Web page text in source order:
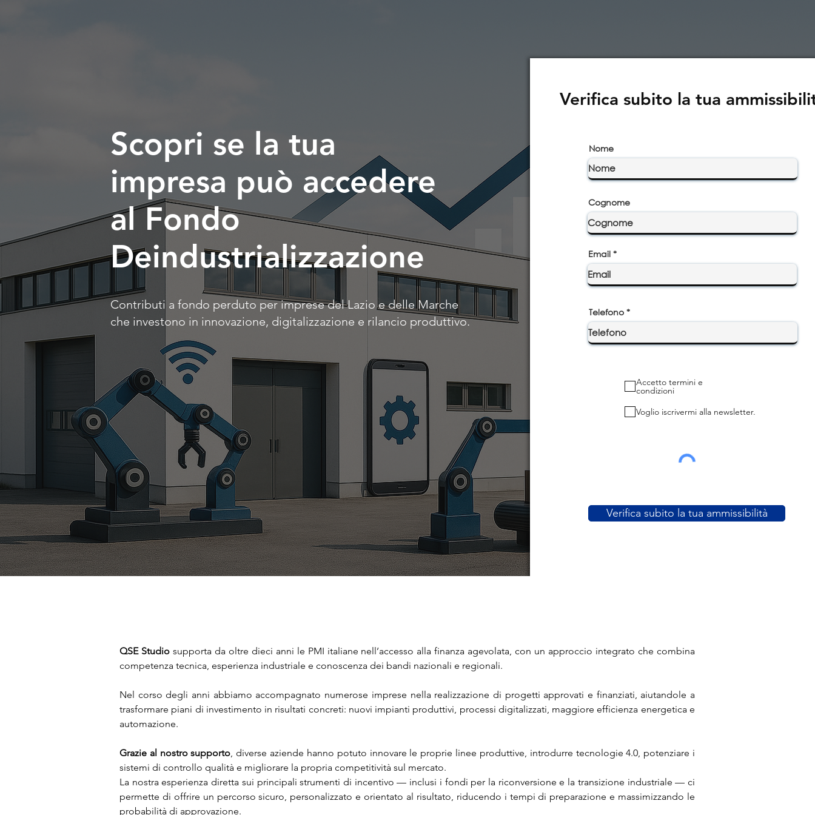
Scopri se la tua
impresa può accedere
al Fondo
Deindustrializzazione
Contributi a fondo perduto per imprese del Lazio e delle Marche
che investono in innovazione, digitalizzazione e rilancio produttivo.
Verifica subito la tua
Nome
Cognome
Email
Telefono
Accetto termini e
condizioni
Voglio iscrivermi alla newsletter.
Verifica subito la tua ammissibilità
QSE Studiosupporta da oltre dieci anni le PMI italiane nell’accesso alla finanza agevolata, con un approccio integrato che combina
competenza tecnica, esperienza industriale e conoscenza dei bandi nazionali e regionali.
Nel corso degli anni abbiamo accompagnato numerose imprese nella realizzazione di progetti approvati e finanziati, aiutandole a
trasformare piani di investimento in risultati concreti: nuovi impianti produttivi, processi digitalizzati, maggiore efficienza energetica e
automazione.
Grazie al nostro supporto, diverse aziende hanno potuto innovare le proprie linee produttive, introdurre tecnologie 4.0, potenziare i
sistemi di controllo qualità e migliorare la propria competitività sul mercato.
La nostra esperienza diretta sui principali strumenti di incentivo — inclusi i fondi per la riconversione e la transizione industriale — ci
permette di offrire un percorso sicuro, personalizzato e orientato al risultato, riducendo i tempi di preparazione e massimizzando le
probabilità di approvazione.